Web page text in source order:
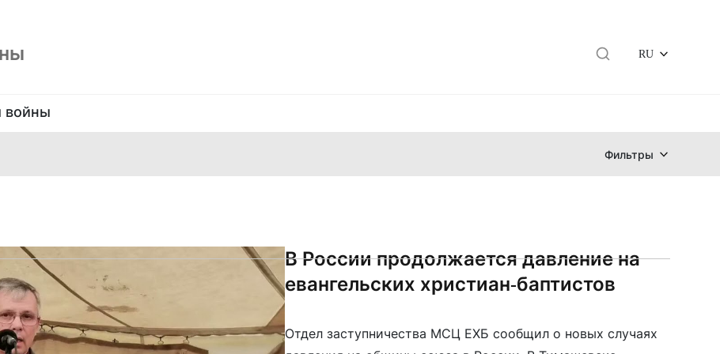
RU
войны
Фильтры
В России продолжается давление на
евангельских христиан-баптистов
Отдел заступничества МСЦ ЕХБ сообщил о новых случаях